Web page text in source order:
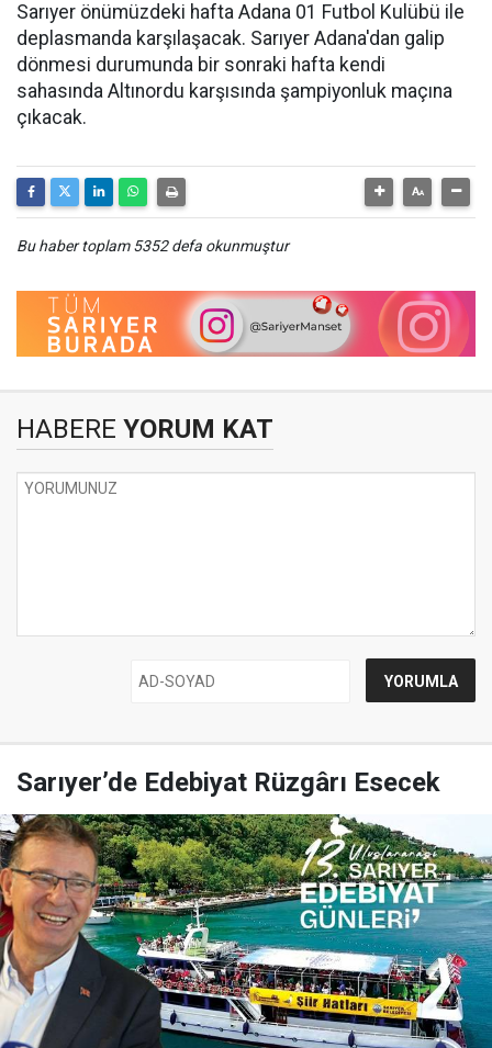
Sarıyer önümüzdeki hafta Adana 01 Futbol Kulübü ile
deplasmanda karşılaşacak. Sarıyer Adana'dan galip
dönmesi durumunda bir sonraki hafta kendi
sahasında Altınordu karşısında şampiyonluk maçına
çıkacak.
Bu haber toplam 5352 defa okunmuştur
HABERE YORUM KAT
Sarıyer’de Edebiyat Rüzgârı Esecek